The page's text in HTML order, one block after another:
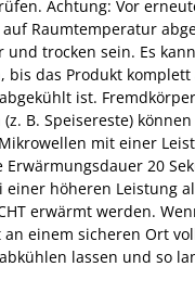
Achtung: Vor
auf Raumtemperatur
und trocken sein. Es
bis das Produkt komplett
ist.
B. Speisereste)
mit einer
Erwärmungsdauer 20
einer höheren Leistung
erwärmt werden.
einem sicheren Ort
lassen und so